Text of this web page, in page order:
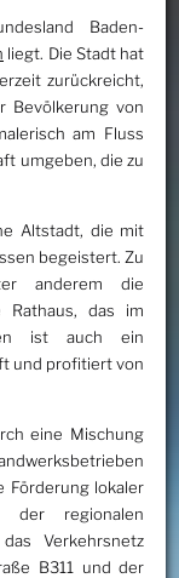
Baden-
liegt. Die Stadt hat
zurückreicht,
Bevölkerung von
am Fluss
umgeben, die zu
Altstadt, die mit
begeistert. Zu
anderem die
Rathaus, das im
ist auch ein
und profitiert von
eine Mischung
Förderung lokaler
der regionalen
Verkehrsnetz
B311 und der